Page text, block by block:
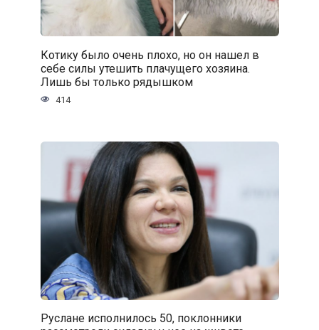
Котику было очень плохо, но он нашел в
себе силы утешить плачущего хозяина.
Лишь бы только рядышком
414
Руслане исполнилось 50, поклонники